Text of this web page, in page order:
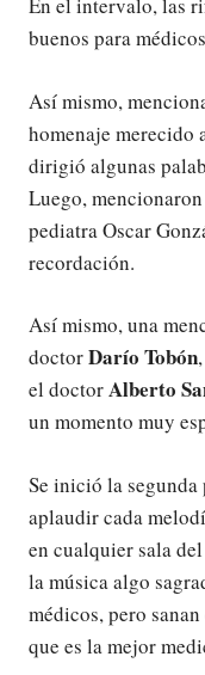
En el intervalo, las
buenos para
Así mismo,
homenaje merecido
dirigió algunas
Luego,
pediatra Oscar
recordación.
Así mismo, una
doctorDarío Tobón
el doctorAlberto
un momento muy
Se inició la
aplaudir cada
en cualquier sala
la música algo
médicos, pero
que es la mejor